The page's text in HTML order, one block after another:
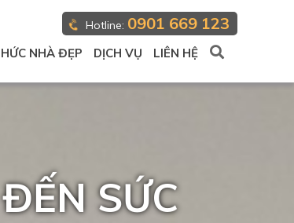
Hotline: 0901 669 123
NHÀ ĐẸP DỊCH VỤ LIÊN HỆ
SỨC